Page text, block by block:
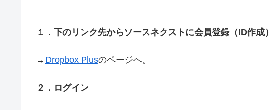
１．下のリンク先からソースネクストに会員登録（ID作成）
→ Dropbox Plusのページへ。
２．ログイン